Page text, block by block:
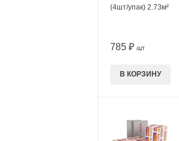
(4шт/упак) 2.73м²
785 ₽ /ШТ
В КОРЗИНУ